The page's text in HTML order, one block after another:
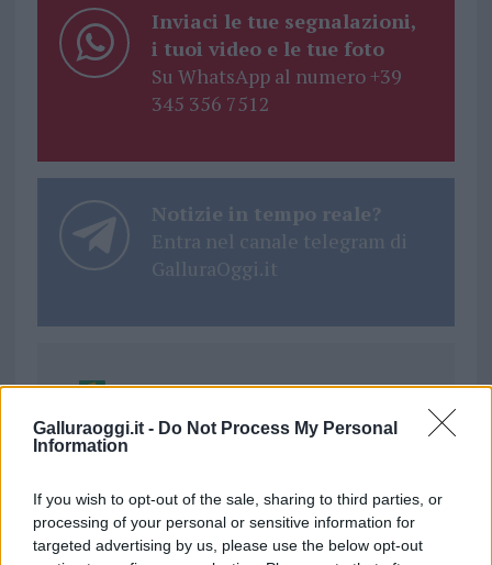
Galluraoggi.it - Do Not Process My Personal
Information
If you wish to opt-out of the sale, sharing to third parties, or
processing of your personal or sensitive information for
targeted advertising by us, please use the below opt-out
Inviaci le tue segnalazioni,
i tuoi video e le tue foto
Su WhatsApp al numero +39
345 356 7512
Notizie in tempo reale?
Entra nel canale telegram di
GalluraOggi.it
Ricevi le nostre ultime news
Condividi l'articolo